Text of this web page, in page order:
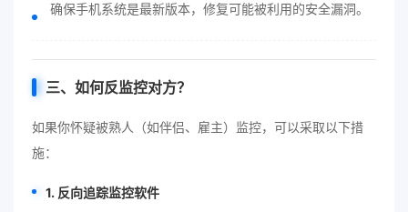
确保手机系统是最新版本，修复可能被利用的安全漏洞。
三、如何反监控对方？
如果你怀疑被熟人（如伴侣、雇主）监控，可以采取以下措
施：
1. 反向追踪监控软件